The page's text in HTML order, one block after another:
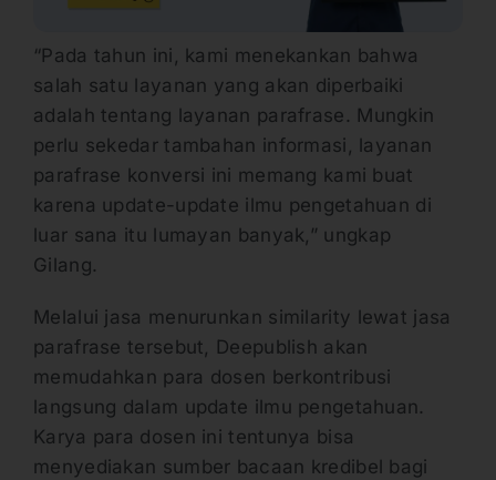
“Pada tahun ini, kami menekankan bahwa
salah satu layanan yang akan diperbaiki
adalah tentang layanan parafrase. Mungkin
perlu sekedar tambahan informasi, layanan
parafrase konversi ini memang kami buat
karena update-update ilmu pengetahuan di
luar sana itu lumayan banyak,” ungkap
Gilang.
Melalui jasa menurunkan similarity lewat jasa
parafrase tersebut, Deepublish akan
memudahkan para dosen berkontribusi
langsung dalam update ilmu pengetahuan.
Karya para dosen ini tentunya bisa
menyediakan sumber bacaan kredibel bagi